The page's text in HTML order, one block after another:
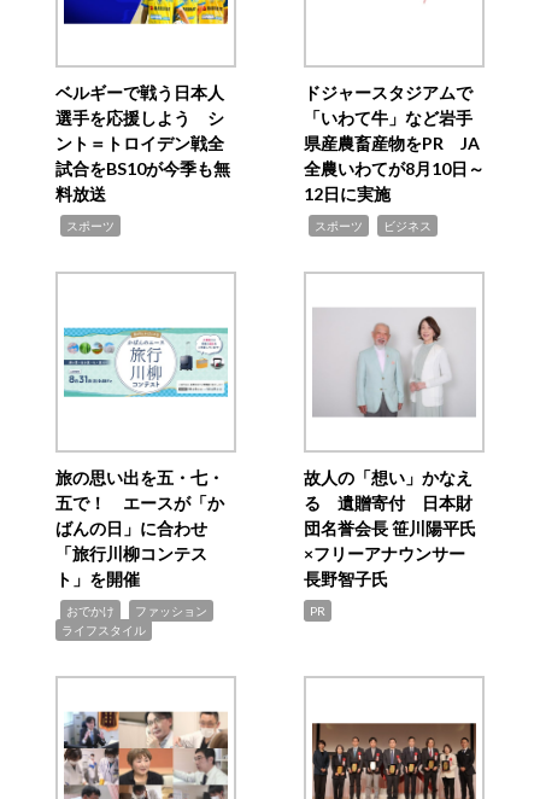
ベルギーで戦う日本人
選手を応援しよう シ
ント＝トロイデン戦全
試合をBS10が今季も無
料放送
スポーツ
ドジャースタジアムで
「いわて牛」など岩手
県産農畜産物をPR JA
全農いわてが8月10日～
12日に実施
スポーツ ビジネス
旅の思い出を五・七・
五で！ エースが「か
ばんの日」に合わせ
「旅行川柳コンテス
ト」を開催
おでかけ ファッション
ライフスタイル
故人の「想い」かなえ
る 遺贈寄付 日本財
団名誉会長 笹川陽平氏
×フリーアナウンサー
長野智子氏
PR